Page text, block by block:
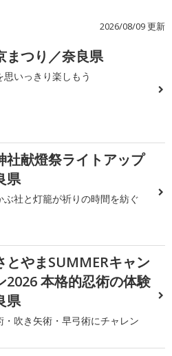
2026/08/09 更新
まつり／奈良県
思いっきり楽しもう
社献燈祭ライトアップ
県
ぶ社と灯籠が祈りの時間を紡ぐ
とやまSUMMERキャン
2026 本格的忍術の体験
県
・吹き矢術・早弓術にチャレン